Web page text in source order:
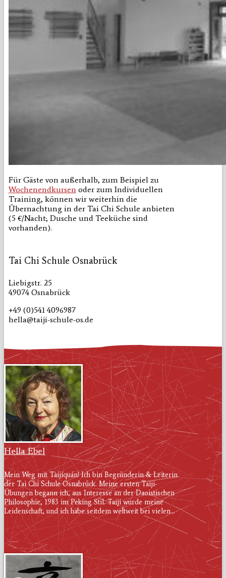
Für Gäste von außerhalb, zum Beispiel zu
Wochenendkursen oder zum Individuellen
Training, können wir weiterhin die
Übernachtung in der Tai Chi Schule anbieten
(5 €/Nacht; Dusche und Teeküche sind
vorhanden).
Tai Chi Schule Osnabrück
Liebigstr. 25
49074 Osnabrück
+49 (0)541 4096987
hella@taiji-schule-os.de
Hella Ebel
Mein Weg mit Tàijíquán! Ich bin Begründerin & Leiterin
der Tai Chi Schule Osnabrück. Meine ersten Taiji-
Übungen begann ich, aus Interesse an der Daoistischen
Philosophie, 1983 im Peking Stil. Taiji wurde meine
Leidenschaft, und ich habe seitdem weltweit bei vielen...